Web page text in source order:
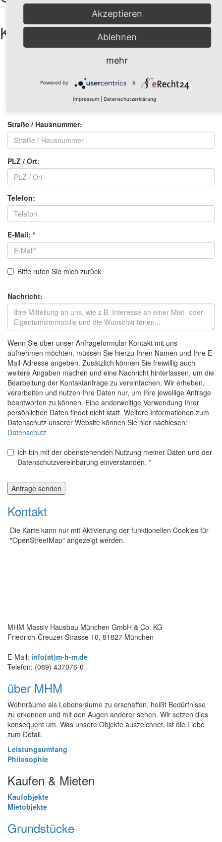
Kontakt aufnehmen
Vorname:*
Straße / Hausnummer:
PLZ / Ort:
Telefon:
E-Mail: *
Bitte rufen Sie mich zurück
Nachricht:
Wenn Sie über unser Anfrageformular Kontakt mit uns
aufnehmen möchten, müssen Sie hierzu Ihren Namen und Ihre E-
Mail-Adresse angeben. Zusätzlich können Sie freiwillig auch
weitere Angaben machen und eine Nachricht hinterlassen, um die
Bearbeitung der Kontaktanfrage zu vereinfachen. Wir erheben,
verarbeiten und nutzen Ihre Daten nur, um Ihre jeweilige Anfrage
beantworten zu können. Eine anderweitige Verwendung Ihrer
persönlichen Daten findet nicht statt. Weitere Informationen zum
Datenschutz unserer Website können Sie hier nachlesen:
Datenschutz
Ich bin mit der obenstehenden Nutzung meiner Daten und der
Datenschutzvereinbarung einverstanden. *
Anfrage senden
Kontakt
Die Karte kann nur mit Aktivierung der funktionellen Cookies für
"OpenStreetMap" angezeigt werden.
MHM Massiv Hausbau München GmbH & Co. KG
Friedrich-Creuzer-Strasse 10, 81827 München
E-Mail: info(at)m-h-m.de
Telefon: (089) 437076-0
über MHM
Wohnräume als Lebensräume zu erschaffen, heißt Bedürfnisse
zu erkennen und mit den Augen anderer sehen. Wir setzen dies
konsequent um. Was unsere Objekte auszeichnet, ist die Liebe
zum Detail.
Leistungsumfang
Philosophie
Kaufen & Mieten
Kaufobjekte
Mietobjekte
Grundstücke
Akzeptieren
Ablehnen
mehr
Powered by &
Impressum Datenschutzerklärung